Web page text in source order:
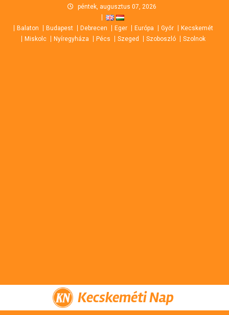
content
péntek, augusztus 07, 2026
Balaton Budapest Debrecen Eger Európa Győr
Kecskemét
Miskolc
Nyíregyháza Pécs Szeged Szoboszló Szolnok
Kecskeméti Nap